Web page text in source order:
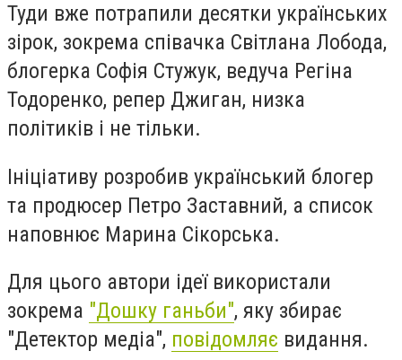
Туди вже потрапили десятки українських
зірок, зокрема співачка Світлана Лобода,
блогерка Софія Стужук, ведуча Регіна
Тодоренко, репер Джиган, низка
політиків і не тільки.
Ініціативу розробив український блогер
та продюсер Петро Заставний, а список
наповнює Марина Сікорська.
Для цього автори ідеї використали
зокрема "Дошку ганьби", яку збирає
"Детектор медіа", повідомляє видання.